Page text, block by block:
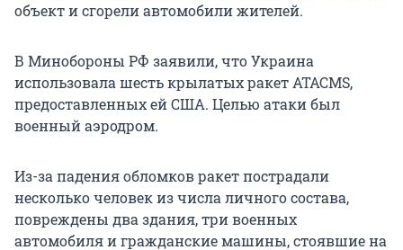
объект и сгорели автомобили жителей.
В Минобороны РФ заявили, что Украина
использовала шесть крылатых ракет ATACMS,
предоставленных ей США. Целью атаки был
военный аэродром.
Из-за падения обломков ракет пострадали
несколько человек из числа личного состава,
повреждены два здания, три военных
автомобиля и гражданские машины, стоявшие на